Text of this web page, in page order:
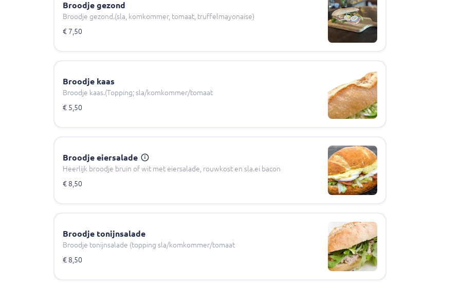
Broodje gezond
Broodje gezond.(sla, komkommer, tomaat, truffelmayonaise)
€ 7,50
Broodje kaas
Broodje kaas.(Topping; sla/komkommer/tomaat
€ 5,50
Broodje eiersalade
Heerlijk broodje bruin of wit met eiersalade, rouwkost en sla.ei bacon
€ 8,50
Broodje tonijnsalade
Broodje tonijnsalade (topping sla/komkommer/tomaat
€ 8,50